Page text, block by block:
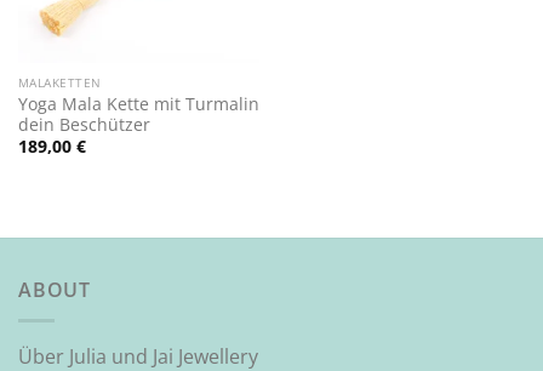
MALAKETTEN
Yoga Mala Kette mit Turmalin
dein Beschützer
189,00 €
ABOUT
Über Julia und Jai Jewellery